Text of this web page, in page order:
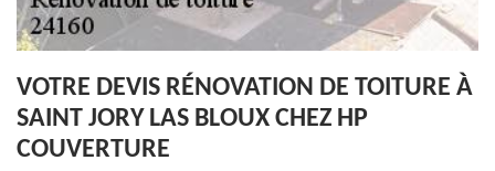
VOTRE DEVIS RÉNOVATION DE TOITURE À
SAINT JORY LAS BLOUX CHEZ HP
COUVERTURE